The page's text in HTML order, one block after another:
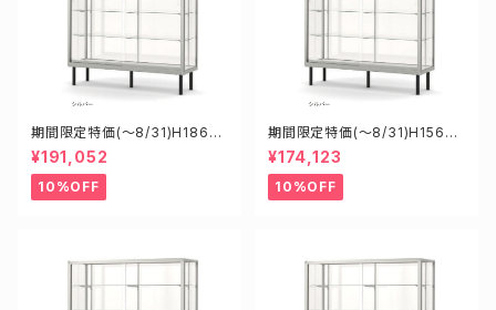
期間限定特価(～8/31)H1860
8S W1800D6000H1800mm
新型業務用ガラスケース ショー
ケース
¥191,052
10%OFF
期間限定特価(～8/31)H15608
S W1500D600H1800mm 新
型業務用ガラスケース ショーケ
ース
¥174,123
10%OFF